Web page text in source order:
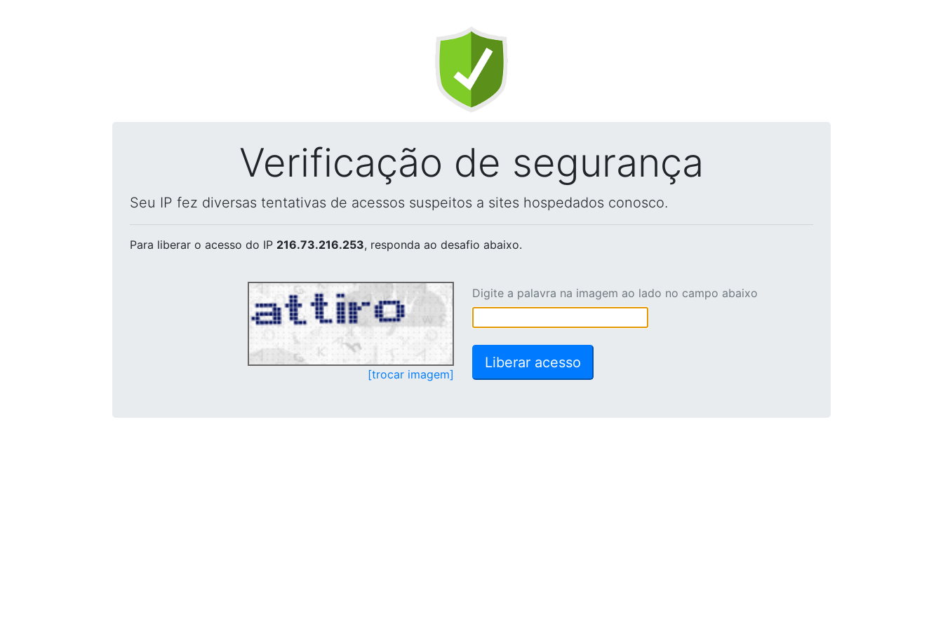
Verificação de segurança
Seu IP fez diversas tentativas de acessos suspeitos a sites hospedados conosco.
Para liberar o acesso do IP 216.73.216.253, responda ao desafio abaixo.
[trocar imagem]
Digite a palavra na imagem ao lado no campo abaixo